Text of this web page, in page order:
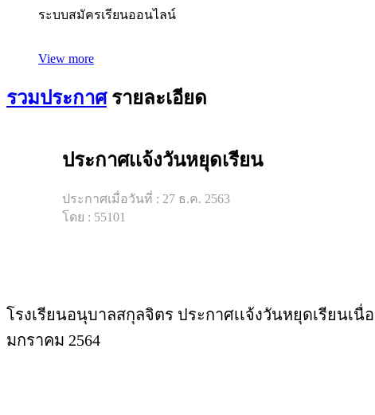
ระบบสมัครเรียนออนไลน์
View more
รวมประกาศ รายละเอียด
ประกาศเเจ้งวันหยุดเรียน
ประกาศเมื่อวันที่ : 27 ธ.ค. 2563
โดย : 55101
โรงเรียนอนุบาลสกุลจิตร ประกาศเเจ้งวันหยุดเรียนเนื่
มกราคม 2564